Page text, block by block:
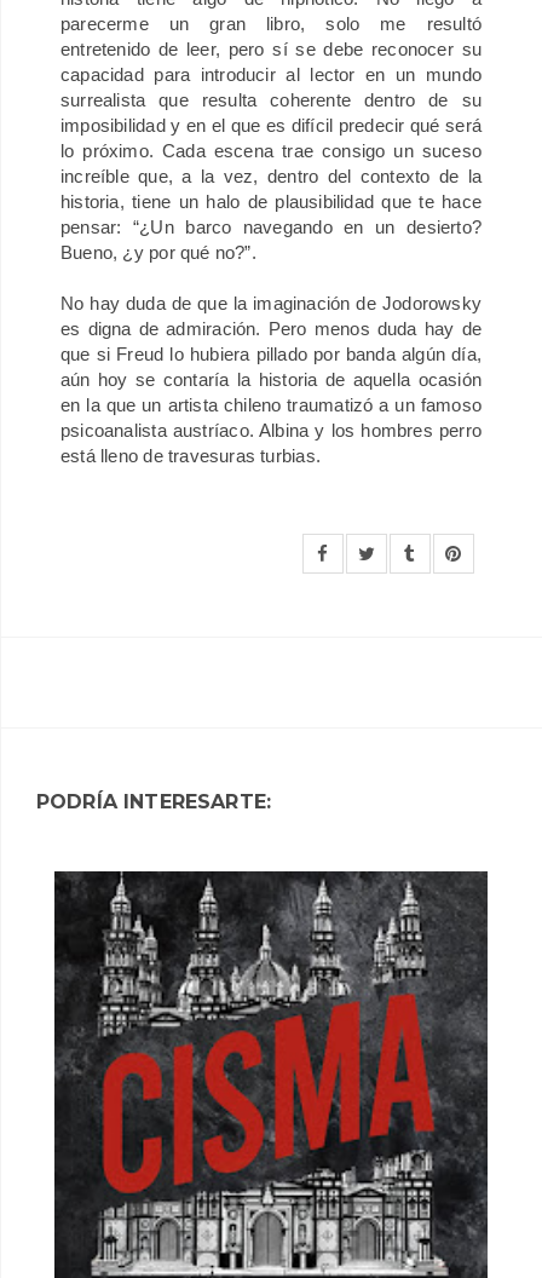
parecerme un gran libro, solo me resultó
entretenido de leer, pero sí se debe reconocer su
capacidad para introducir al lector en un mundo
surrealista que resulta coherente dentro de su
imposibilidad y en el que es difícil predecir qué será
lo próximo. Cada escena trae consigo un suceso
increíble que, a la vez, dentro del contexto de la
historia, tiene un halo de plausibilidad que te hace
pensar: “¿Un barco navegando en un desierto?
Bueno, ¿y por qué no?”.
No hay duda de que la imaginación de Jodorowsky
es digna de admiración. Pero menos duda hay de
que si Freud lo hubiera pillado por banda algún día,
aún hoy se contaría la historia de aquella ocasión
en la que un artista chileno traumatizó a un famoso
psicoanalista austríaco. Albina y los hombres perro
está lleno de travesuras turbias.
PODRÍA INTERESARTE: